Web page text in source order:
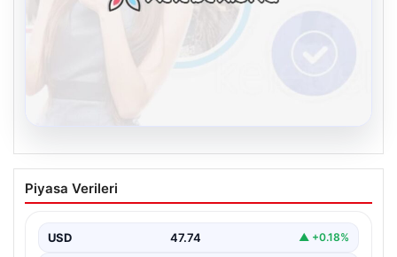
Kelebek.Org İle Dijital İletişimin Seviyeli
Adresi Ve Chat Deneyimi
kurması ciddi bir önem taşımaktadır. Halen birçok…
Piyasa Verileri
USD 47.74 ▲ +0.18%